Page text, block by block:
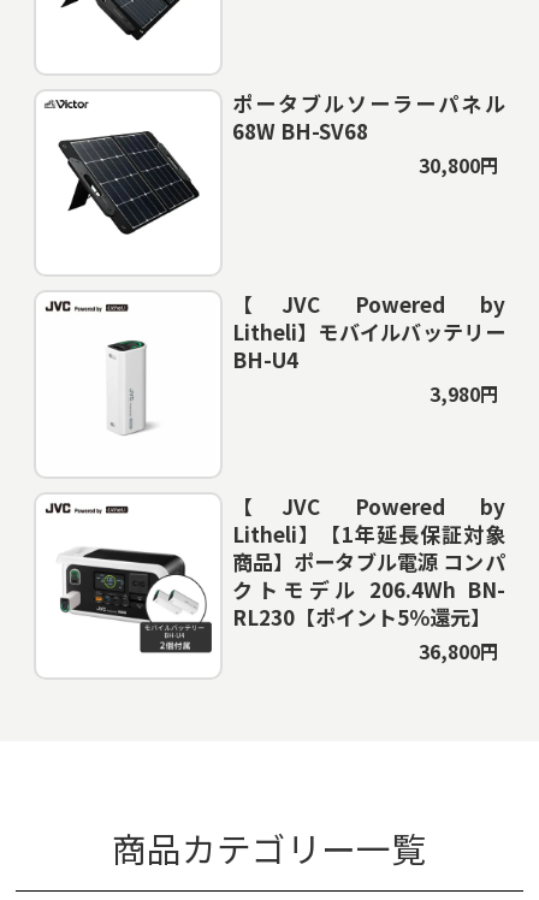
ポータブルソーラーパネル
68W BH-SV68
30,800円
【JVC Powered by
Litheli】モバイルバッテリー
BH-U4
3,980円
【JVC Powered by
Litheli】【1年延長保証対象
商品】ポータブル電源 コンパ
クトモデル 206.4Wh BN-
RL230【ポイント5％還元】
36,800円
商品カテゴリー一覧